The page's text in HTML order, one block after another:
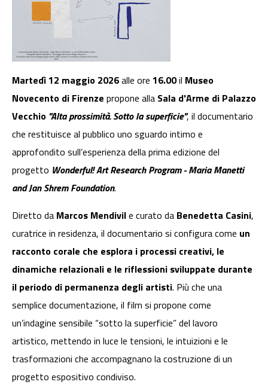
Martedì 12 maggio 2026alle ore 16.00il Museo
Novecento di Firenze propone alla Sala d'Arme di Palazzo
Vecchio "Alta prossimità. Sotto la superficie", il documentario
che restituisce al pubblico uno sguardo intimo e
approfondito sull’esperienza della prima edizione del
progetto Wonderful! Art Research Program - Maria Manetti
and Jan Shrem Foundation.
Diretto da Marcos Mendivile curato da Benedetta Casini,
curatrice in residenza, il documentario si configura come un
racconto corale che esplora i processi creativi, le
dinamiche relazionali e le riflessioni sviluppate durante
il periodo di permanenza degli artisti. Più che una
semplice documentazione, il film si propone come
un’indagine sensibile “sotto la superficie” del lavoro
artistico, mettendo in luce le tensioni, le intuizioni e le
trasformazioni che accompagnano la costruzione di un
progetto espositivo condiviso.